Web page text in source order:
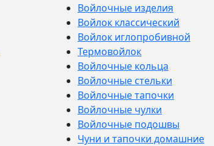
Войлочные изделия
Войлок классический
Войлок иглопробивной
Термовойлок
Войлочные кольца
Войлочные стельки
Войлочные тапочки
Войлочные чулки
Войлочные подошвы
Чуни и тапочки домашние